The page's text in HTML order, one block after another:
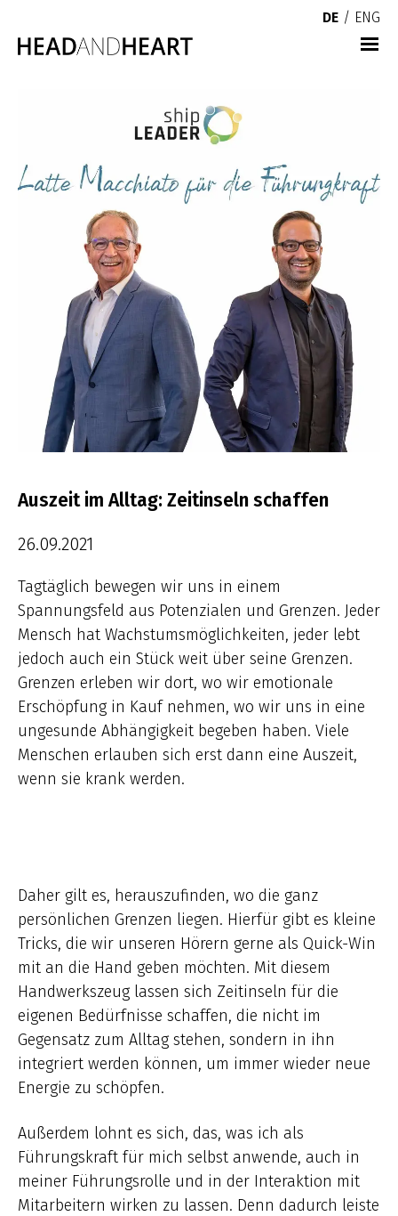
DE / ENG
Auszeit im Alltag: Zeitinseln schaffen
26.09.2021
Tagtäglich bewegen wir uns in einem
Spannungsfeld aus Potenzialen und Grenzen. Jeder
Mensch hat Wachstumsmöglichkeiten, jeder lebt
jedoch auch ein Stück weit über seine Grenzen.
Grenzen erleben wir dort, wo wir emotionale
Erschöpfung in Kauf nehmen, wo wir uns in eine
ungesunde Abhängigkeit begeben haben. Viele
Menschen erlauben sich erst dann eine Auszeit,
wenn sie krank werden.
Daher gilt es, herauszufinden, wo die ganz
persönlichen Grenzen liegen. Hierfür gibt es kleine
Tricks, die wir unseren Hörern gerne als Quick-Win
mit an die Hand geben möchten. Mit diesem
Handwerkszeug lassen sich Zeitinseln für die
eigenen Bedürfnisse schaffen, die nicht im
Gegensatz zum Alltag stehen, sondern in ihn
integriert werden können, um immer wieder neue
Energie zu schöpfen.
Außerdem lohnt es sich, das, was ich als
Führungskraft für mich selbst anwende, auch in
meiner Führungsrolle und in der Interaktion mit
Mitarbeitern wirken zu lassen. Denn dadurch leiste